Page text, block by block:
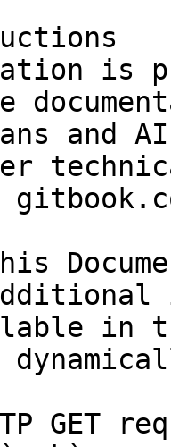
is
and
in
GET